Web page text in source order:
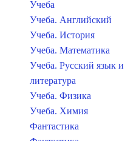
Учеба
Учеба. Английский
Учеба. История
Учеба. Математика
Учеба. Русский язык и
литература
Учеба. Физика
Учеба. Химия
Фантастика